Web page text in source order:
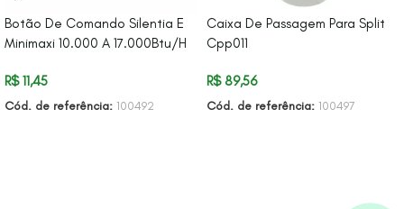
Botão De Comando Silentia E
Minimaxi 10.000 A 17.000Btu/H
R$11,45
Cód. de referência: 100492
Caixa De Passagem Para Split
Cpp011
R$89,56
Cód. de referência: 100497